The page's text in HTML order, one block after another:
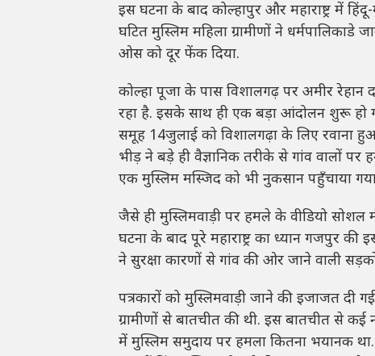
इस घटना के बाद कोल्हापुर और महाराष्ट्र में
घटित मुस्लिम महिला ग्रामीणों ने
ओस को दूर फेंक दिया.
कोल्हा पूजा के पास विशालगढ़ पर अमीर
रहा है. इसके साथ ही एक बड़ा आंदोलन शुरू हो
समूह 14जुलाई को विशालगढ़ा के लिए रवाना
भीड़ ने बड़े ही वैज्ञानिक तरीके से गांव वालों
एक मुस्लिम मस्जिद को भी नुकसान पहुँचाया
जैसे ही मुस्लिमवाड़ी पर हमले के वीडियो सोशल
घटना के बाद पूरे महाराष्ट्र का ध्यान गजपुर की
ने सुरक्षा कारणों से गांव की ओर जाने वाली
पत्रकारों को मुस्लिमवाड़ी जाने की इजाजत दी
ग्रामीणों से बातचीत की थी. इस बातचीत से
में मुस्लिम समुदाय पर हमला कितना भयानक